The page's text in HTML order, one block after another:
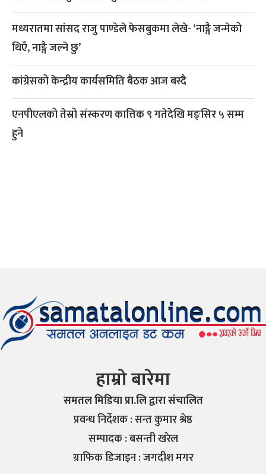
मध्यरातमा सांसद राजु पाण्डेले फेसबुकमा लेखे- ‘नाङ्गै जन्मेको
थिएँ, नाङ्गै जल्ने छु’
कांग्रेसको केन्द्रीय कार्यसमिति बैठक आज बस्दै
एनपीएलको तेस्रो संस्करण कात्तिक ९ गतेदेखि मङ्सिर ५ सम्म
हुने
हाम्रो बारेमा
समतल मिडिया प्रा.लि द्वारा संचालित
प्रवन्ध निर्देशक : सन्त कुमार श्रेष्ठ
सम्पादक : बसन्ती खरेल
ग्राफिक डिजाइन : जगदीश मगर